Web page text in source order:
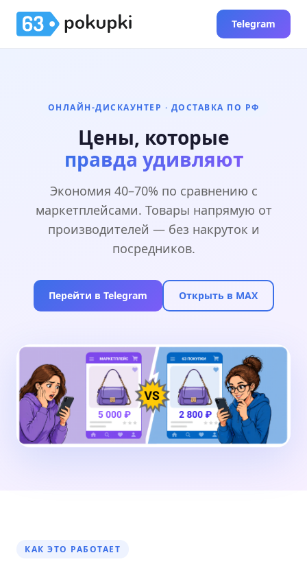
Telegram
ОНЛАЙН-ДИСКАУНТЕР · ДОСТАВКА ПО РФ
Цены, которые
правда удивляют
Экономия 40–70% по сравнению с
маркетплейсами. Товары напрямую от
производителей — без накруток и
посредников.
Перейти в Telegram Открыть в MAX
КАК ЭТО РАБОТАЕТ